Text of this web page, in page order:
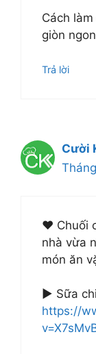
Cách
giòn
Trả lời
Cười
❤ Chuối
nhà vừa
món ăn
► Sữa
https://